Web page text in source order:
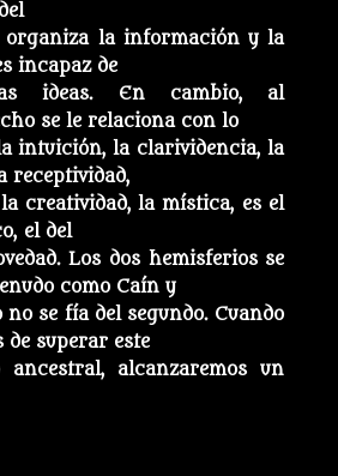
organiza la información y la
incapaz de
ideas. En cambio, al
se le relaciona con lo
intuición, la clarividencia, la
receptividad,
creatividad, la mística, es el
el del
Los dos hemisferios se
como Caín y
se fía del segundo. Cuando
de superar este
ancestral, alcanzaremos un